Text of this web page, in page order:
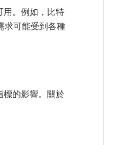
用。例如，比特
求可能受到各種
標的影響。關於